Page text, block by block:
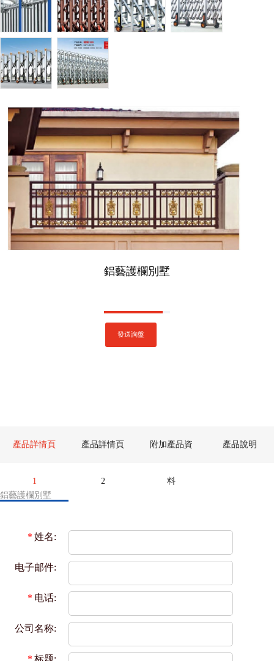
鋁藝護欄別墅
發送詢盤
產品詳情頁
1
產品詳情頁
2
附加產品資
料
產品說明
鋁藝護欄別墅
* 姓名:
电子邮件:
* 电话:
公司名称: